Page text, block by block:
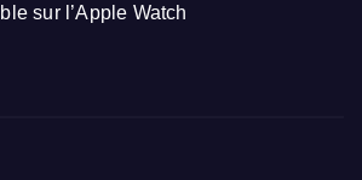
sur l’Apple Watch